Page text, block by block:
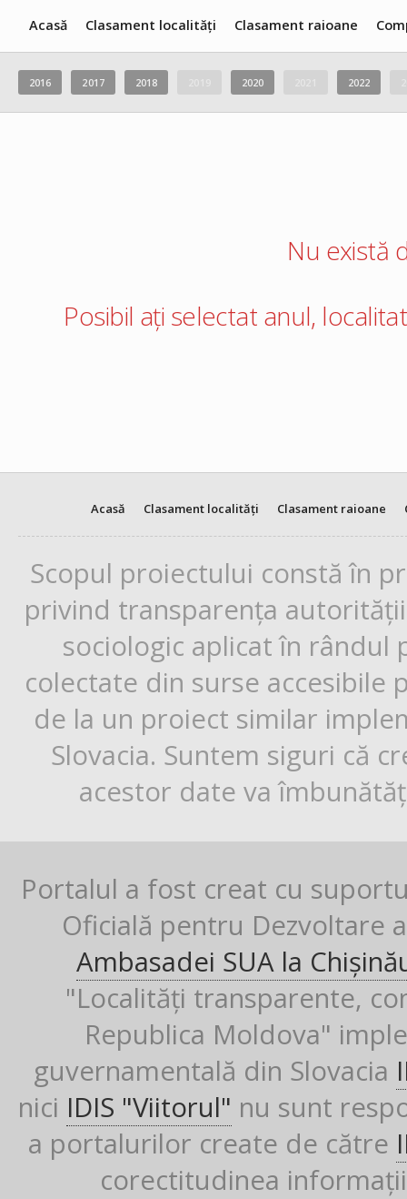
Acasă Clasament localități Clasament raioane
2016 2017 2018 2020 2022
Nu există
Posibil ați selectat anul,
Acasă Clasament localități Clasament raioane
Scopul proiectului constă în
privind transparența
sociologic aplicat în rândul
colectate din surse
de la un proiect similar
Slovacia. Suntem siguri că
acestor date va
Portalul a fost creat cu
Oficială pentru Dezvoltare
Ambasadei SUA la
"Localități transparente,
Republica Moldova"
guvernamentală din Slovacia
nici IDIS "Viitorul" nu sunt
a portalurilor create de către
corectitudinea